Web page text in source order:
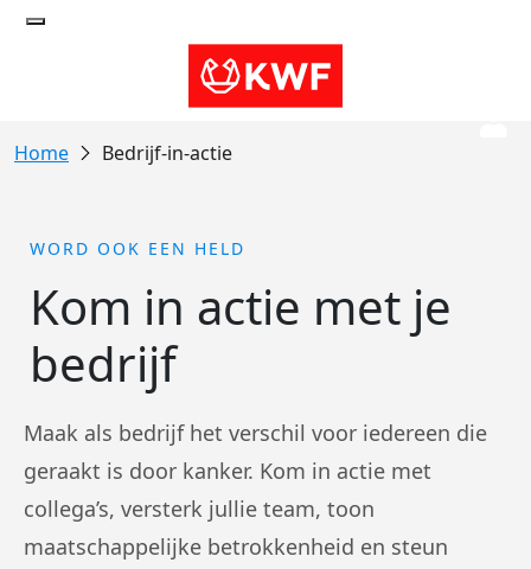
Bedrijf-in-actie
WORD OOK EEN HELD
Kom in actie met je
bedrijf
Maak als bedrijf het verschil voor iedereen die
geraakt is door kanker. Kom in actie met
collega’s, versterk jullie team, toon
maatschappelijke betrokkenheid en steun